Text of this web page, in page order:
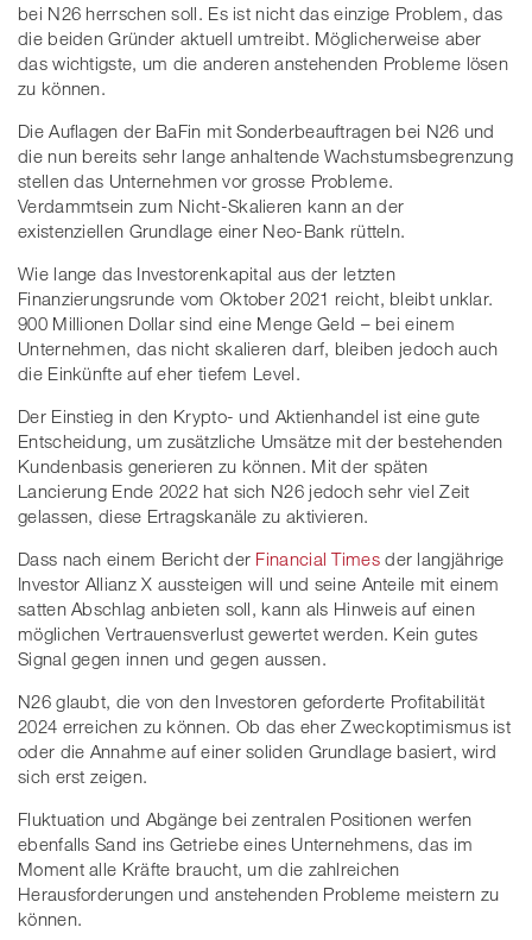
bei N26 herrschen soll. Es ist nicht das einzige Problem, das
die beiden Gründer aktuell umtreibt. Möglicherweise aber
das wichtigste, um die anderen anstehenden Probleme lösen
zu können.
Die Auflagen der BaFin mit Sonderbeauftragen bei N26 und
die nun bereits sehr lange anhaltende Wachstumsbegrenzung
stellen das Unternehmen vor grosse Probleme.
Verdammtsein zum Nicht-Skalieren kann an der
existenziellen Grundlage einer Neo-Bank rütteln.
Wie lange das Investorenkapital aus der letzten
Finanzierungsrunde vom Oktober 2021 reicht, bleibt unklar.
900 Millionen Dollar sind eine Menge Geld – bei einem
Unternehmen, das nicht skalieren darf, bleiben jedoch auch
die Einkünfte auf eher tiefem Level.
Der Einstieg in den Krypto- und Aktienhandel ist eine gute
Entscheidung, um zusätzliche Umsätze mit der bestehenden
Kundenbasis generieren zu können. Mit der späten
Lancierung Ende 2022 hat sich N26 jedoch sehr viel Zeit
gelassen, diese Ertragskanäle zu aktivieren.
Dass nach einem Bericht der Financial Timesder langjährige
Investor Allianz X aussteigen will und seine Anteile mit einem
satten Abschlag anbieten soll, kann als Hinweis auf einen
möglichen Vertrauensverlust gewertet werden. Kein gutes
Signal gegen innen und gegen aussen.
N26 glaubt, die von den Investoren geforderte Profitabilität
2024 erreichen zu können. Ob das eher Zweckoptimismus ist
oder die Annahme auf einer soliden Grundlage basiert, wird
sich erst zeigen.
Fluktuation und Abgänge bei zentralen Positionen werfen
ebenfalls Sand ins Getriebe eines Unternehmens, das im
Moment alle Kräfte braucht, um die zahlreichen
Herausforderungen und anstehenden Probleme meistern zu
können.